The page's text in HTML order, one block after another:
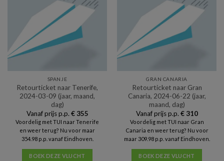
SPANJE
Retourticket naar Tenerife,
2024-03-09 (jaar, maand,
dag)
Vanaf prijs p.p. €355
Voordelig met TUI naar Tenerife
en weer terug? Nu voor maar
354.98 p.p. vanaf Eindhoven.
BOEK DEZE VLUCHT
GRAN CANARIA
Retourticket naar Gran
Canaria, 2024-06-22 (jaar,
maand, dag)
Vanaf prijs p.p. €310
Voordelig met TUI naar Gran
Canaria en weer terug? Nu voor
maar 309.98 p.p. vanaf Eindhoven.
BOEK DEZE VLUCHT